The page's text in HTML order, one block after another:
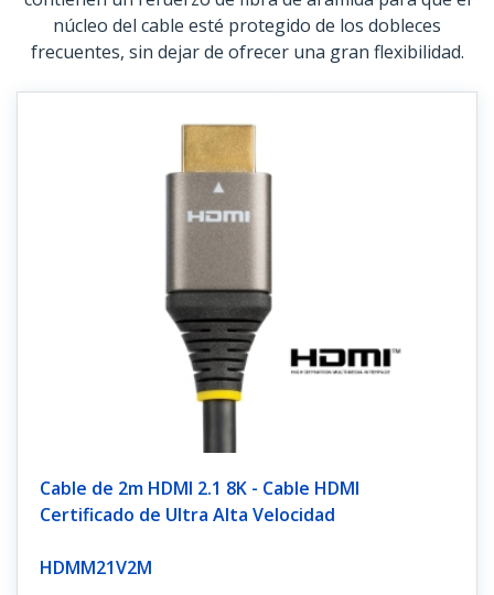
núcleo del cable esté protegido de los dobleces
frecuentes, sin dejar de ofrecer una gran flexibilidad.
Cable de 2m HDMI 2.1 8K - Cable HDMI
Certificado de Ultra Alta Velocidad
HDMM21V2M